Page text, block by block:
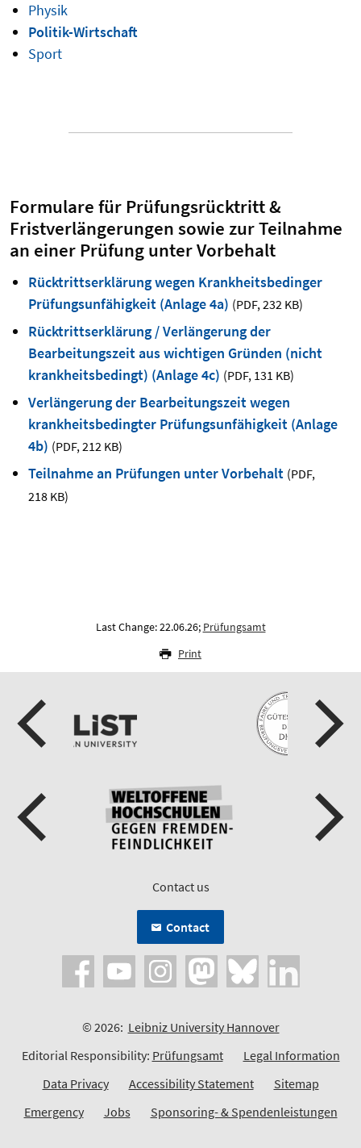
Physik
Politik-Wirtschaft
Sport
Formulare für Prüfungsrücktritt &
Fristverlängerungen sowie zur Teilnahme
an einer Prüfung unter Vorbehalt
Rücktrittserklärung wegen Krankheitsbedinger
Prüfungsunfähigkeit (Anlage 4a) (PDF,232 KB)
Rücktrittserklärung / Verlängerung der
Bearbeitungszeit aus wichtigen Gründen (nicht
krankheitsbedingt) (Anlage 4c) (PDF, 131 KB)
Verlängerung der Bearbeitungszeit wegen
krankheitsbedingter Prüfungsunfähigkeit (Anlage
4b) (PDF,212 KB)
Teilnahme an Prüfungen unter Vorbehalt (PDF,
218 KB)
Last Change: 22.06.26; Prüfungsamt
Print
Contact us
Contact
© 2026: Leibniz University Hannover
Editorial Responsibility: Prüfungsamt
Legal Information
Data Privacy
Accessibility Statement
Sitemap
Emergency
Jobs Sponsoring- & Spendenleistungen